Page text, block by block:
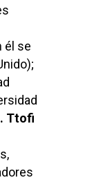
él se
Ttofi